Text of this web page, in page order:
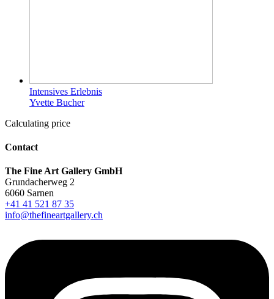
Intensives Erlebnis
Yvette Bucher
Calculating price
Contact
The Fine Art Gallery GmbH
Grundacherweg 2
6060 Sarnen
+41 41 521 87 35
info@thefineartgallery.ch